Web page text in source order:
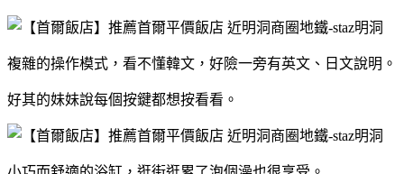
複雜的操作模式，看不懂韓文，好險一旁有英文、日文說明。
好其的妹妹說每個按鍵都想按看看。